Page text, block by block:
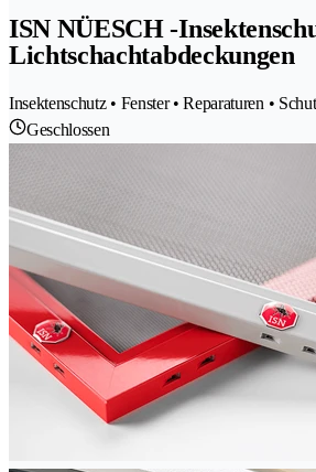
ISN NÜESCH -
Lichtschachtabdeckungen
Insektenschutz • Fenster • Reparaturen •
Geschlossen